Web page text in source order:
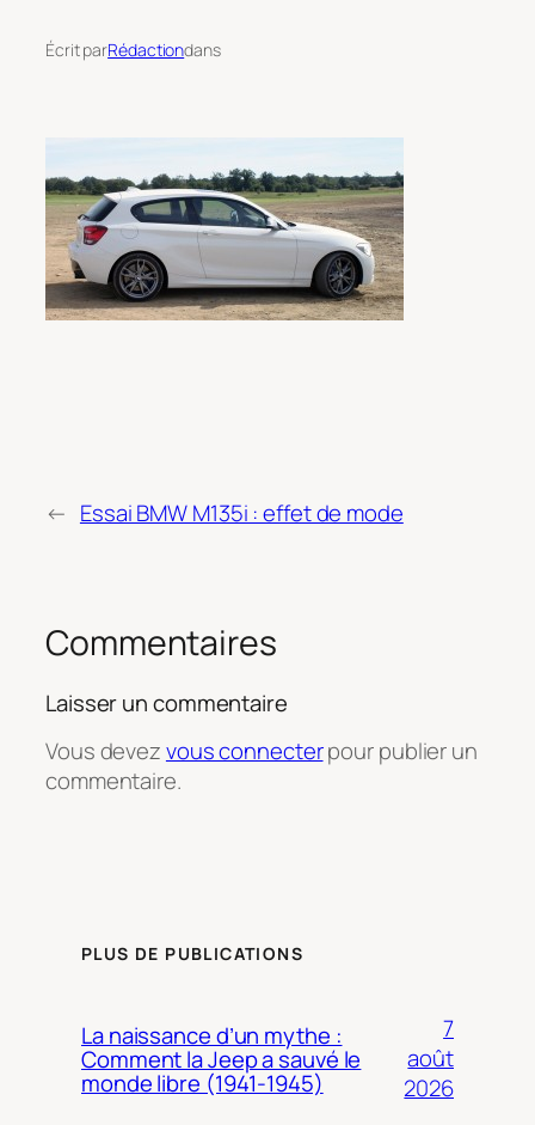
Écrit parRédactiondans
← Essai BMW M135i : effet de mode
Commentaires
Laisser un commentaire
Vous devezvous connecterpour publier un
commentaire.
PLUS DE PUBLICATIONS
La naissance d’un mythe :
Comment la Jeep a sauvé le
monde libre (1941-1945)
7
août
2026